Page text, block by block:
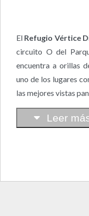
El Refugio Vértice
circuito O del
encuentra a orillas
uno de los lugares
las mejores vistas
Leer